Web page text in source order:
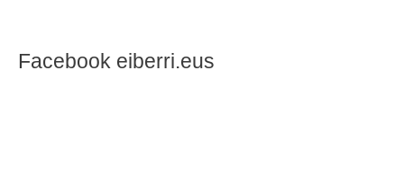
Facebook eiberri.eus